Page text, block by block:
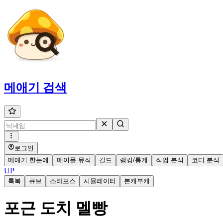
메애기 검색
로그인
메애기 한눈에
메이플 뮤직 길드 랭킹/통계 직업 분석 코디 분석
UP
룩북 큐브 스타포스 시뮬레이터 본캐부캐
포근 도치 멜빵